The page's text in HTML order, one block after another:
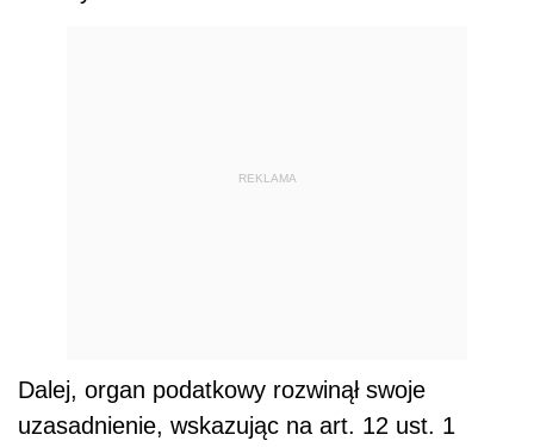
REKLAMA
Dalej, organ podatkowy rozwinął swoje
uzasadnienie, wskazując na art. 12 ust. 1